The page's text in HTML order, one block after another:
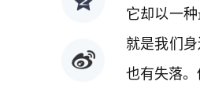
它却以一
就是我们
也有失落